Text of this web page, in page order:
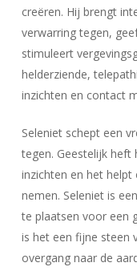
creëren. Hij brengt
verwarring tegen,
stimuleert
helderziende,
inzichten en contact
Seleniet schept een
tegen. Geestelijk heft
inzichten en het
nemen. Seleniet is
te plaatsen voor een
is het een fijne steen
overgang naar de